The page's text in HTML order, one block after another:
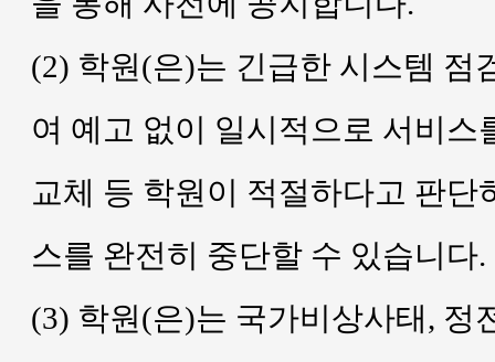
(2) 학원(은)는 긴급한 시스템 점
여 예고 없이 일시적으로 서비
교체 등 학원이 적절하다고 판
스를 완전히 중단할 수 있습니다.
(3) 학원(은)는 국가비상사태, 정